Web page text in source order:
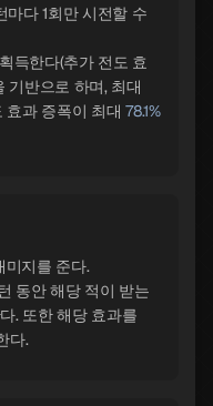
다 1회만 시전할 수
득한다(추가 전도 효
기반으로 하며, 최대
효과 증폭이 최대78.1%
미지를 준다.
동안 해당 적이 받는
. 또한 해당 효과를
다.